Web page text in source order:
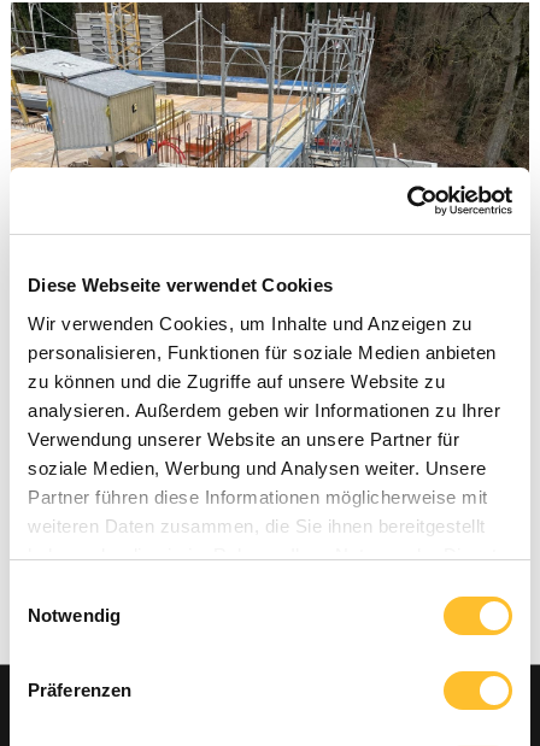
Diese Webseite verwendet Cookies
Wir verwenden Cookies, um Inhalte und Anzeigen zu
personalisieren, Funktionen für soziale Medien anbieten
zu können und die Zugriffe auf unsere Website zu
analysieren. Außerdem geben wir Informationen zu Ihrer
Verwendung unserer Website an unsere Partner für
soziale Medien, Werbung und Analysen weiter. Unsere
Partner führen diese Informationen möglicherweise mit
weiteren Daten zusammen, die Sie ihnen bereitgestellt
haben oder die sie im Rahmen Ihrer Nutzung der Dienste
Notwendig
Präferenzen